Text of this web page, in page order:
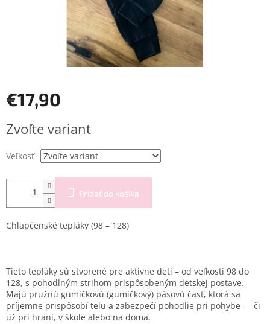
€17,90
cena:
Zvoľte variant
Veľkosť
Pridať do košíka
Chlapčenské tepláky (98 – 128)
Tieto tepláky sú stvorené pre aktívne deti – od veľkosti 98 do
128, s pohodlným strihom prispôsobeným detskej postave.
Majú pružnú gumičkovú (gumičkový) pásovú časť, ktorá sa
príjemne prispôsobí telu a zabezpečí pohodlie pri pohybe — či
už pri hraní, v škole alebo na doma.